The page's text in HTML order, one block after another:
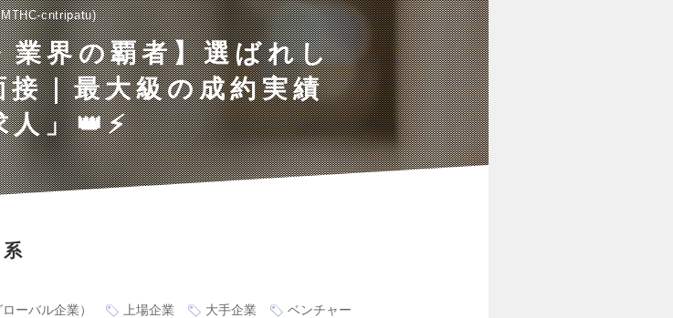
cntripatu
業界の覇者】選ばれし
接｜最大級の成約実績
」👑⚡️
ーバル企業） 上場企業 大手企業
ベンチャー